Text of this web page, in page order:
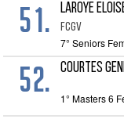
51. LAROYE
FCGV
7° Seniors
52. COURTES
1° Masters 6